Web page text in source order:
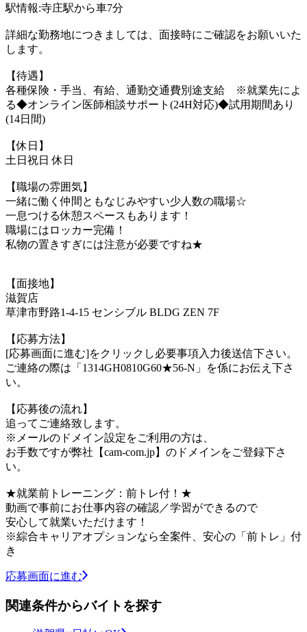
駅情報:寺庄駅から車7分
詳細な勤務地につきましては、面接時にご確認をお願いいた
します。
【待遇】
各種保険・手当、有給、通勤交通費別途支給 ※就業先によ
る◆オンライン医師相談サポート(24H対応)◆試用期間あり
(14日間)
【休日】
土日祝日 休日
【職場の雰囲気】
一緒に働く仲間ともなじみやすい少人数の職場☆
一息つける休憩スペースもあります！
職場にはロッカー完備！
私物の置きすぎには注意が必要ですね★
【面接地】
滋賀店
草津市野路1-4-15 センシブル BLDG ZEN 7F
【応募方法】
[応募画面に進む]をクリックし必要事項入力後送信下さい。
ご連絡の際は「1314GH0810G60★56-N」を係にお伝え下さ
い。
【応募後の流れ】
追ってご連絡致します。
※メールのドメイン設定をご利用の方は、
お手数ですが弊社【cam-com.jp】のドメインをご登録下さ
い。
★就業前トレーニング：前トレ付！★
動画で事前にお仕事内容の確認／学習ができるので
安心して就業いただけます！
※綜合キャリアオプションなら全案件、安心の「前トレ」付
き
応募画面に進む
関連条件からバイトを探す